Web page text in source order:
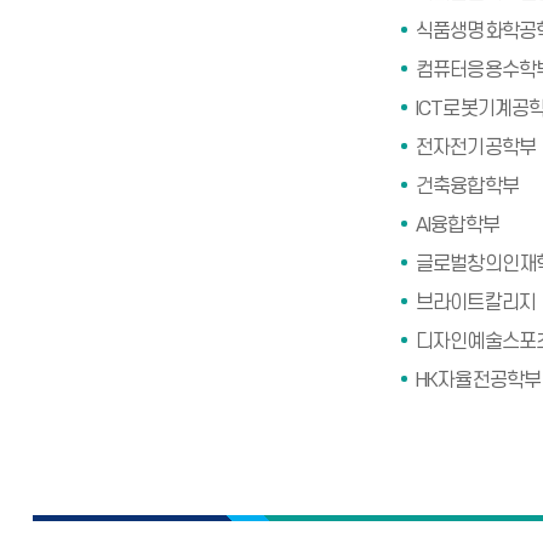
식품생명화학공
컴퓨터응용수학
ICT로봇기계공
전자전기공학부
건축융합학부
AI융합학부
글로벌창의인재
브라이트칼리지
디자인예술스포
HK자율전공학부